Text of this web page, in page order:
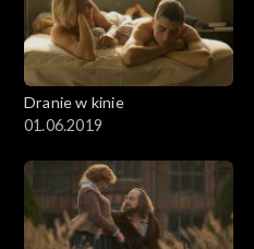
Dranie w kinie
01.06.2019